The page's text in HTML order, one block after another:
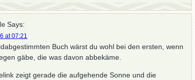
Says:
at 07:21
Buch wärst du wohl bei den ersten, wenn
gäbe, die was davon abbekäme.
zeigt gerade die aufgehende Sonne und die